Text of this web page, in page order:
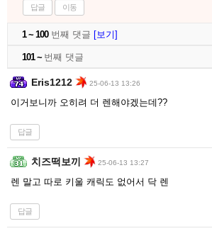
답글 이동
1 ~ 100번째 댓글 [보기]
101 ~ 번째 댓글
Eris1212 25-06-13 13:26
이거보니까 오히려 더 렌해야겠는데??
답글
치즈떡보끼 25-06-13 13:27
렌 말고 따로 키울 캐릭도 없어서 닥 렌
답글